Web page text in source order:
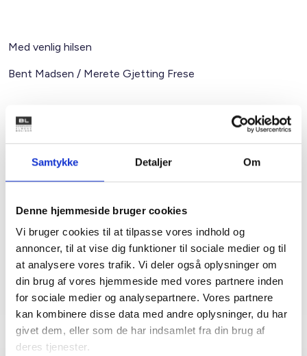
Samtykke Detaljer Om
Denne hjemmeside bruger cookies
Vi bruger cookies til at tilpasse vores indhold og
annoncer, til at vise dig funktioner til sociale medier og til
at analysere vores trafik. Vi deler også oplysninger om
din brug af vores hjemmeside med vores partnere inden
for sociale medier og analysepartnere. Vores partnere
kan kombinere disse data med andre oplysninger, du har
givet dem, eller som de har indsamlet fra din brug af
deres tjenester.
Med venlig hilsen
Bent Madsen / Merete Gjetting Frese
Kontakt
Bent Madsen
Tlf: 28 88 18 77